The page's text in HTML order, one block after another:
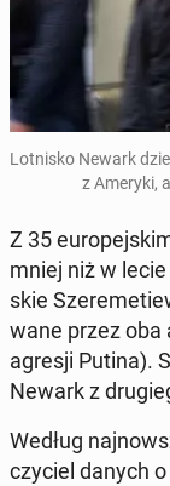
Lot­ni­sko Newark
z Ameryki,
Z 35
mniej niż w
skie
wa­ne przez oba
agresji Putina).
Newark z
Według
czy­ciel danych